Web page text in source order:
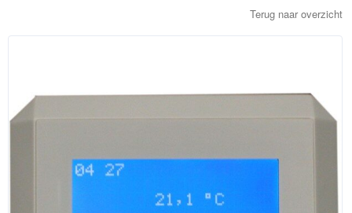
Terug naar overzicht